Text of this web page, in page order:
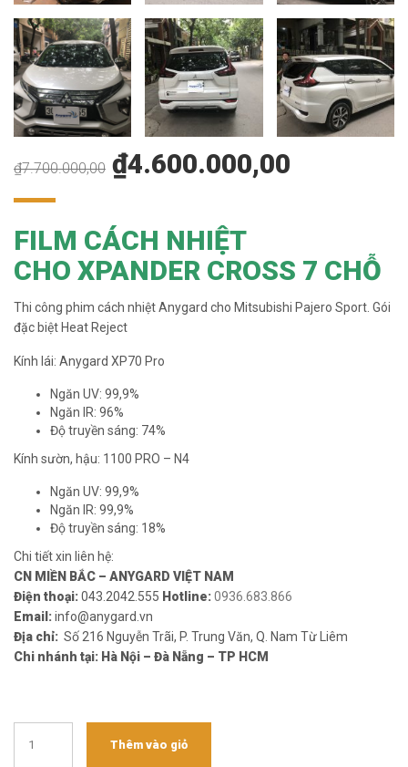
₫7.700.000,00 ₫4.600.000,00
FILM CÁCH NHIỆT
CHO XPANDER CROSS 7 CHỖ
Thi công phim cách nhiệt Anygard cho Mitsubishi Pajero Sport. Gói
đặc biệt Heat Reject
Kính lái: Anygard XP70 Pro
Ngăn UV: 99,9%
Ngăn IR: 96%
Độ truyền sáng: 74%
Kính sườn, hậu: 1100 PRO – N4
Ngăn UV: 99,9%
Ngăn IR: 99,9%
Độ truyền sáng: 18%
Chi tiết xin liên hệ:
CN MIỀN BẮC – ANYGARD VIỆT NAM
Điện thoại: 043.2042.555 Hotline: 0936.683.866
Email: info@anygard.vn
Địa chỉ: Số 216 Nguyễn Trãi, P. Trung Văn, Q. Nam Từ Liêm
Chi nhánh tại: Hà Nội – Đà Nẵng – TP HCM
Thêm vào giỏ